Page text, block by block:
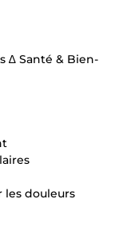
∆ Santé & Bien-
les douleurs